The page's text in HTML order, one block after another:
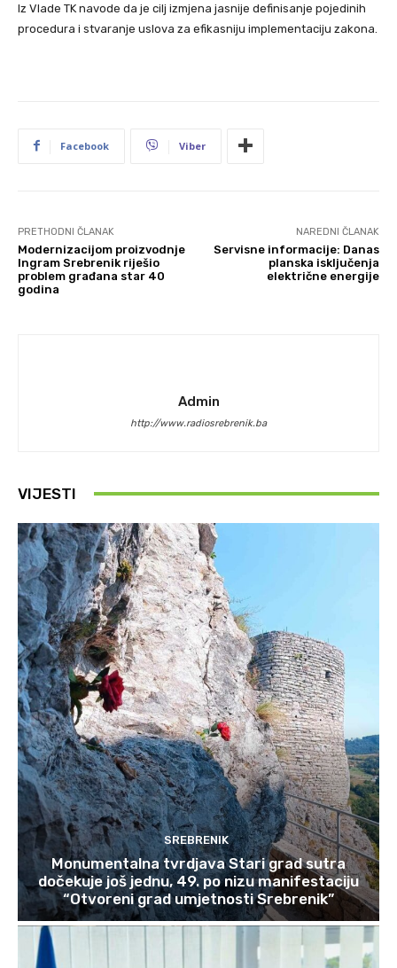
Iz Vlade TK navode da je cilj izmjena jasnije definisanje pojedinih
procedura i stvaranje uslova za efikasniju implementaciju zakona.
Facebook Viber
PRETHODNI ČLANAK
Modernizacijom proizvodnje
Ingram Srebrenik riješio
problem građana star 40
godina
NAREDNI ČLANAK
Servisne informacije: Danas
planska isključenja
električne energije
Admin
http://www.radiosrebrenik.ba
VIJESTI
SREBRENIK
Monumentalna tvrdjava Stari grad sutra
dočekuje još jednu, 49. po nizu manifestaciju
“Otvoreni grad umjetnosti Srebrenik”